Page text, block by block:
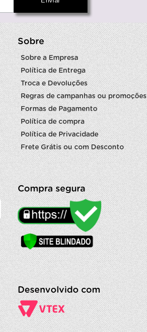
Sobre
Sobre a Empresa
Política de Entrega
Troca e Devoluções
Regras de campanhas ou promoções
Formas de Pagamento
Política de compra
Política de Privacidade
Frete Grátis ou com Desconto
Compra segura
Desenvolvido com